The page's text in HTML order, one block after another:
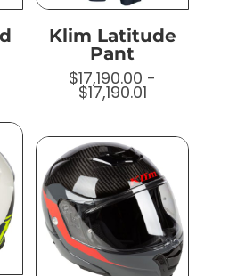
Klim Latitude
Pant
$17,190.00 -
$17,190.01Rango
de
desde
$17,190.00
hasta
$17,190.01